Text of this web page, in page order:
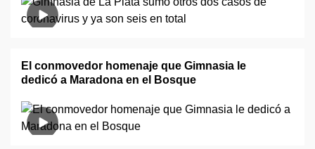
El conmovedor homenaje que Gimnasia le
dedicó a Maradona en el Bosque